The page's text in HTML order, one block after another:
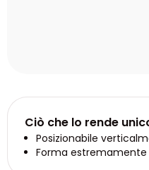
Ciò che lo rende
Posizionabile
Forma estremamente